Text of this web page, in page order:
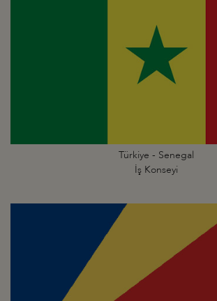
Türkiye - Senegal
İş Konseyi